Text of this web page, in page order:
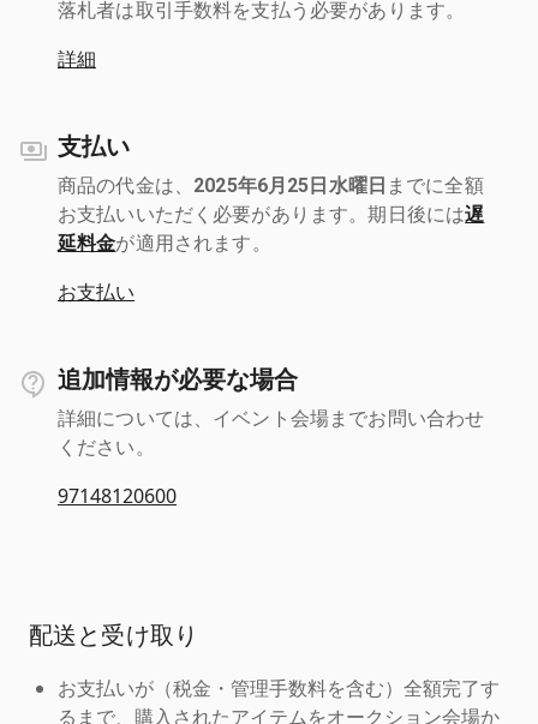
落札者は取引手数料を支払う必要があります。
詳細
支払い
商品の代金は、 2025年6月25日水曜日 までに全額
お支払いいただく必要があります。期日後には遅
延料金が適用されます。
お支払い
追加情報が必要な場合
詳細については、イベント会場までお問い合わせ
ください。
97148120600
配送と受け取り
お支払いが（税金・管理手数料を含む）全額完了す
るまで、購入されたアイテムをオークション会場か